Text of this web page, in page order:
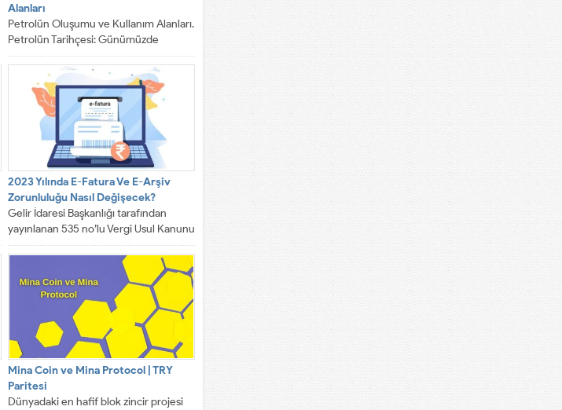
Alanları
Petrolün Oluşumu ve Kullanım Alanları.
Petrolün Tarihçesi: Günümüzde
uğruna savaşlar yapılan, büyük
devletlerin ve daha...
2023 Yılında E-Fatura Ve E-Arşiv
Zorunluluğu Nasıl Değişecek?
Gelir İdaresi Başkanlığı tarafından
yayınlanan 535 no’lu Vergi Usul Kanunu
Genel Tebliğ ile elektronik evrakların...
Mina Coin ve Mina Protocol | TRY
Paritesi
Dünyadaki en hafif blok zincir projesi